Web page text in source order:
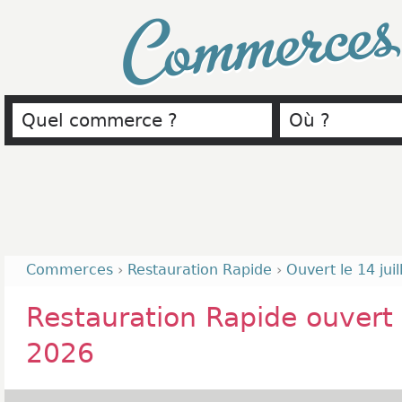
Commerces › Restauration Rapide › Ouvert le 14
Restauration Rapide
2026